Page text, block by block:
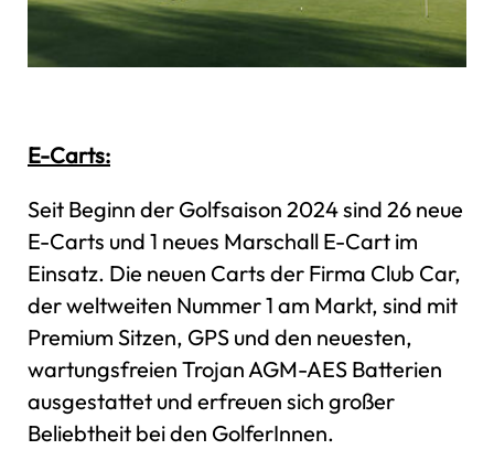
E-Carts:
Seit Beginn der Golfsaison 2024 sind 26 neue
E-Carts und 1 neues Marschall E-Cart im
Einsatz. Die neuen Carts der Firma Club Car,
der weltweiten Nummer 1 am Markt, sind mit
Premium Sitzen, GPS und den neuesten,
wartungsfreien Trojan AGM-AES Batterien
ausgestattet und erfreuen sich großer
Beliebtheit bei den GolferInnen.